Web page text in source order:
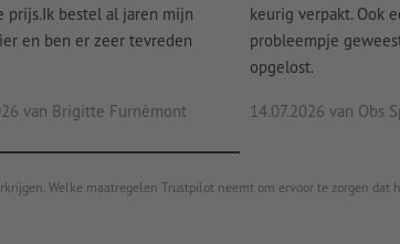
prijs.Ik bestel al jaren mijn
en ben er zeer tevreden
van Brigitte Furnèmont
keurig verpakt. Ook
probleempje
opgelost.
14.07.2026 van Obs
Welke maatregelen Trustpilot neemt om ervoor te zorgen dat